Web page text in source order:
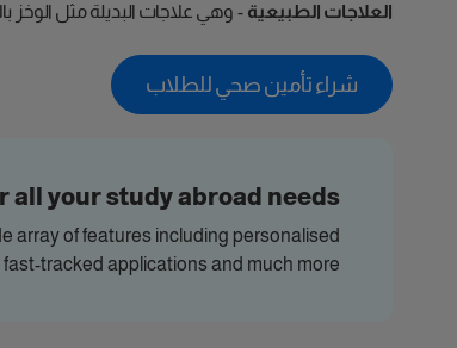
العلاجات الطبيعية - وهي علاجات البديلة مثل الوخز
شراء تأمين صحي للطلاب
all your study abroad needs
array of features including personalised
tracked applications and much more.